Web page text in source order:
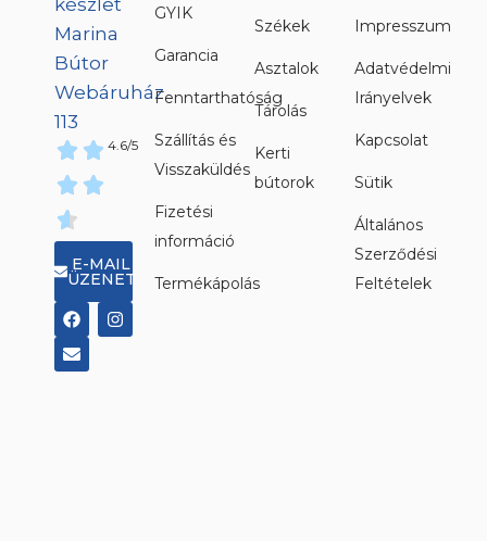
4.6/5
E-MAIL
ÜZENET
F
a
c
e
I
n
E
n
v
e
GYIK
Garancia
Fenntarthatóság
Szállítás és
Visszaküldés
Fizetési
információ
Termékápolás
Székek
Asztalok
Tárolás
Kerti
bútorok
Impresszum
Adatvédelmi
Irányelvek
Kapcsolat
Sütik
Általános
Szerződési
Feltételek